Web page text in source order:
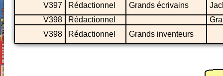
V397
Rédactionnel Grands écrivains
V398
Rédactionnel
V398
Rédactionnel Grands inventeurs